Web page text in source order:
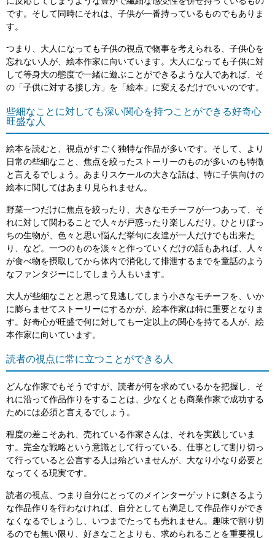
です。そして同時にそれは、子供が一番持っているものでもありま
す。
つまり、大人になっても子供の視点で物事を考えられる、子供心を
忘れない人が、絵本作家に向いています。大人になっても子供に対
して等身大の態度で一緒に遊ぶことができるような人であれば、そ
の「子供に対する接し方」を「絵本」に変えるだけでいいのです。
些細なことに対しても深い関心を持つことができる好奇心
旺盛な人
絵本を読むと、視点がすごく独特な作品が多いです。そして、より
日常の些細なこと、焦点を絞ったストーリーのものが多いのも特徴
と言えるでしょう。あまりスケールの大きな話は、特に子供向けの
絵本に関してはあまり見られません。
野菜一つだけに焦点を絞ったり、大きなモチーフが一つあって、そ
れに対して関わることで人々が戸惑ったり楽しんだり。ひとりぼっ
ちの生物が、色々と思い悩んだ挙句に友達が一人だけでも出来た
り、など。一つのものを淡々と作っていくだけの話もあれば、人々
が食べ物を摂取してから体内で消化して排泄するまでを童話のよう
なファンタジーにしてしまう人もいます。
大人が些細なことと思って見逃してしまう小さなモチーフを、いか
に膨らませてストーリーにするかが、絵本作家は特に重要となりま
す。好奇心が旺盛で何に対しても一定以上の関心を持てる人が、絵
本作家に向いています。
読者の視点に常に立つことができる人
どんな作家でもそうですが、読者が何を求めているかを把握し、そ
れに沿って作品作りをすることは、少なくとも商業作家で成功する
ためには必須と言えるでしょう。
程度の差こそあれ、売れている作家さんは、それを実践していま
す。完全な戦略という意識として行っている、仕事として割り切っ
て行っていると公言する人は殆どいませんが、大なり小なり必要と
なってくる現実です。
読者の視点、つまり自分にとってのメインターゲットに刺さるよう
な作品作りを行わなければ、自分としても満足して作品作りができ
なくなるでしょうし、いつまでたっても売れません。趣味で割り切
るのでも無い限り、好きなことよりも、求められることを重要視し